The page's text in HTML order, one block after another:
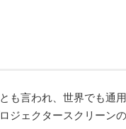
も言われ、世界でも通
ジェクタースクリーン